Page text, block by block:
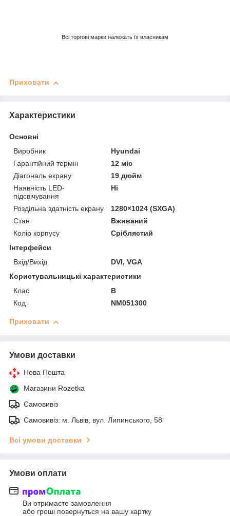
Всі торгові марки належать їх власникам
Приховати
Характеристики
Основні
Виробник
Hyundai
Гарантійний термін
12 міс
Діагональ екрану
19 дюйм
Наявність LED-
підсвічування
Ні
Роздільна здатність екрану
1280×1024 (SXGA)
Стан
Вживаний
Колір корпусу
Сріблястий
Інтерфейси
Вхід/Вихід
DVI, VGA
Користувальницькі характеристики
Клас
B
Код
NM051300
Приховати
Умови доставки
Нова Пошта
Магазини Rozetka
Самовивіз
Самовивіз: м. Львів, вул. Липинського, 58
Всі умови доставки
Умови оплати
Ви отримаєте замовлення
або гроші повернуться на вашу картку